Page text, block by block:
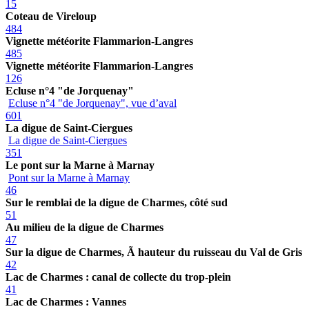
15
Coteau de Vireloup
484
Vignette météorite Flammarion-Langres
485
Vignette météorite Flammarion-Langres
126
Ecluse n°4 "de Jorquenay"
Ecluse n°4 "de Jorquenay", vue d’aval
601
La digue de Saint-Ciergues
La digue de Saint-Ciergues
351
Le pont sur la Marne à Marnay
Pont sur la Marne à Marnay
46
Sur le remblai de la digue de Charmes, côté sud
51
Au milieu de la digue de Charmes
47
Sur la digue de Charmes, Ã hauteur du ruisseau du Val de Gris
42
Lac de Charmes : canal de collecte du trop-plein
41
Lac de Charmes : Vannes